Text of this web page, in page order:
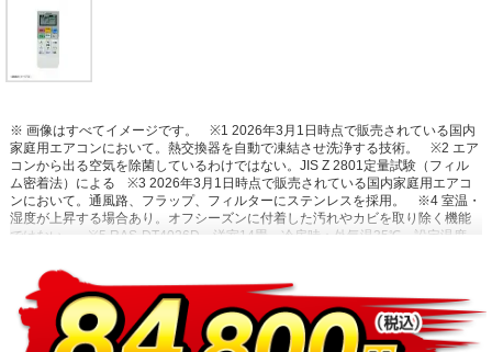
※ 画像はすべてイメージです。
※1 2026年3月1日時点で販売されている国内
家庭用エアコンにおいて。熱交換器を自動で凍結させ洗浄する技術。
※2 エア
コンから出る空気を除菌しているわけではない。JIS Z 2801定量試験（フィル
ム密着法）による
※3 2026年3月1日時点で販売されている国内家庭用エアコ
ンにおいて。通風路、フラップ、フィルターにステンレスを採用。
※4 室温・
湿度が上昇する場合あり。オフシーズンに付着した汚れやカビを取り除く機能
ではない。
※5 RAS-DT4026D。洋室14畳。冷房時：外気温35℃、設定温度
れっきり］ON（187Wh）とOFF（242Wh）との比較。カーテンを閉め切った
日射量の少ない日中を想定。
※6 運転中の室外機の吸い込み空気温度。ベラン
ダなど狭小スペースに設置した場合、室外機周辺が高温になることがありま
す。所定の設置スペースを確保してください。また、高温の場合、製品保護の
ため運転しないことがあります。使用環境により能力が低下する場合がありま